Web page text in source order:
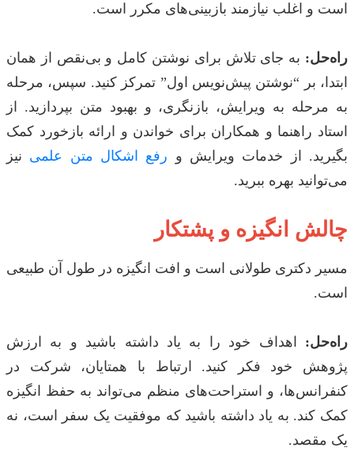
است و اغلب نیازمند بازبینی‌های مکرر است.
راه‌حل: به جای تلاش برای نوشتن کامل و بی‌نقص از همان
ابتدا، بر “نوشتن پیش‌نویس اول” تمرکز کنید. سپس، مرحله
به مرحله به ویرایش، بازنگری، و بهبود متن بپردازید. از
استاد راهنما و همکاران برای خواندن و ارائه بازخورد کمک
بگیرید. از خدمات ویرایش و رفع اشکال متن علمی نیز
می‌توانید بهره ببرید.
چالش انگیزه و پشتکار
مسیر دکتری طولانی است و افت انگیزه در طول آن طبیعی
است.
راه‌حل: اهداف خود را به یاد داشته باشید و به ارزش
پژوهش خود فکر کنید. ارتباط با همتایان، شرکت در
کنفرانس‌ها، و استراحت‌های منظم می‌تواند به حفظ انگیزه
کمک کند. به یاد داشته باشید که موفقیت یک سفر است، نه
یک مقصد.